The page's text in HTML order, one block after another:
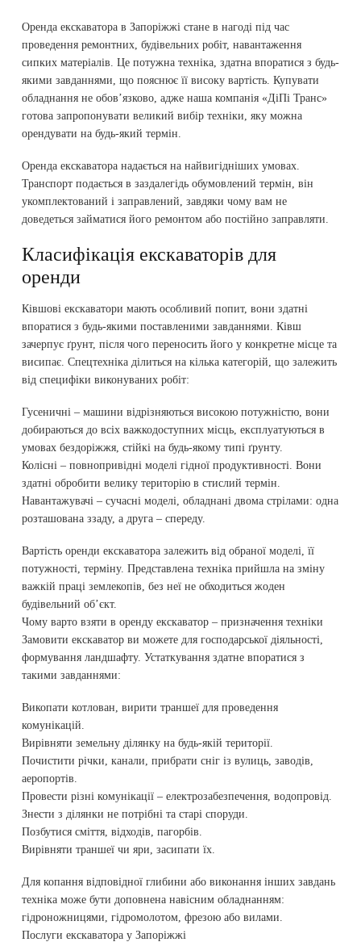
Оренда екскаватора в Запоріжжі стане в нагоді під час
проведення ремонтних, будівельних робіт, навантаження
сипких матеріалів. Це потужна техніка, здатна впоратися з будь-
якими завданнями, що пояснює її високу вартість. Купувати
обладнання не обов’язково, адже наша компанія «ДіПі Транс»
готова запропонувати великий вибір техніки, яку можна
орендувати на будь-який термін.
Оренда екскаватора надається на найвигідніших умовах.
Транспорт подається в заздалегідь обумовлений термін, він
укомплектований і заправлений, завдяки чому вам не
доведеться займатися його ремонтом або постійно заправляти.
Класифікація екскаваторів для
оренди
Ківшові екскаватори мають особливий попит, вони здатні
впоратися з будь-якими поставленими завданнями. Ківш
зачерпує ґрунт, після чого переносить його у конкретне місце та
висипає. Спецтехніка ділиться на кілька категорій, що залежить
від специфіки виконуваних робіт:
Гусеничні – машини відрізняються високою потужністю, вони
добираються до всіх важкодоступних місць, експлуатуються в
умовах бездоріжжя, стійкі на будь-якому типі ґрунту.
Колісні – повнопривідні моделі гідної продуктивності. Вони
здатні обробити велику територію в стислий термін.
Навантажувачі – сучасні моделі, обладнані двома стрілами: одна
розташована ззаду, а друга – спереду.
Вартість оренди екскаватора залежить від обраної моделі, її
потужності, терміну. Представлена техніка прийшла на зміну
важкій праці землекопів, без неї не обходиться жоден
будівельний об’єкт.
Чому варто взяти в оренду екскаватор – призначення техніки
Замовити екскаватор ви можете для господарської діяльності,
формування ландшафту. Устаткування здатне впоратися з
такими завданнями:
Викопати котлован, вирити траншеї для проведення
комунікацій.
Вирівняти земельну ділянку на будь-якій території.
Почистити річки, канали, прибрати сніг із вулиць, заводів,
аеропортів.
Провести різні комунікації – електрозабезпечення, водопровід.
Знести з ділянки не потрібні та старі споруди.
Позбутися сміття, відходів, пагорбів.
Вирівняти траншеї чи яри, засипати їх.
Для копання відповідної глибини або виконання інших завдань
техніка може бути доповнена навісним обладнанням:
гідроножницями, гідромолотом, фрезою або вилами.
Послуги екскаватора у Запоріжжі